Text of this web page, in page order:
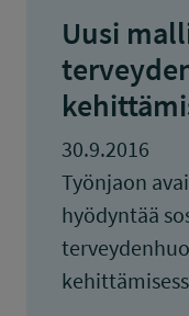
Uusi
30.9.2016
Työnjaon
hyödyntää